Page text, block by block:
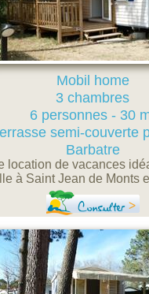
Mobil home
3 chambres
6 personnes - 30
semi-couverte
Barbatre
location de vacances
à Saint Jean de Monts
Consulter